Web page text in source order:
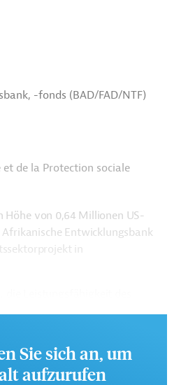
-fonds (BAD/FAD/NTF)
de la Protection sociale
Höhe von 0,64 Millionen US-
Entwicklungsbank
in
verbessern. Dazu sollen
und der Pharmaindustrie
Sie sich an, um
aufzurufen